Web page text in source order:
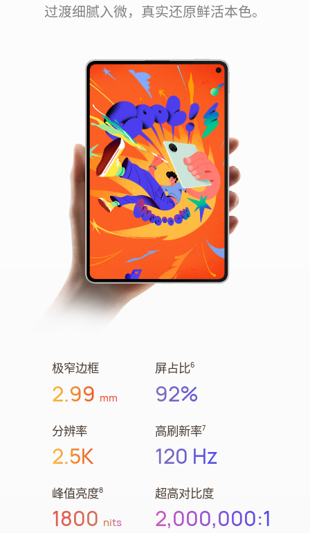
过⁠渡细腻入⁠微，真实还原鲜活本色。
极窄边框
2.99 mm
屏占比⁠6
92%
分辨率
2.5K
高刷新率⁠7
120 Hz
峰值亮度⁠8
1800 nits
超高对比度
2,000,000:1